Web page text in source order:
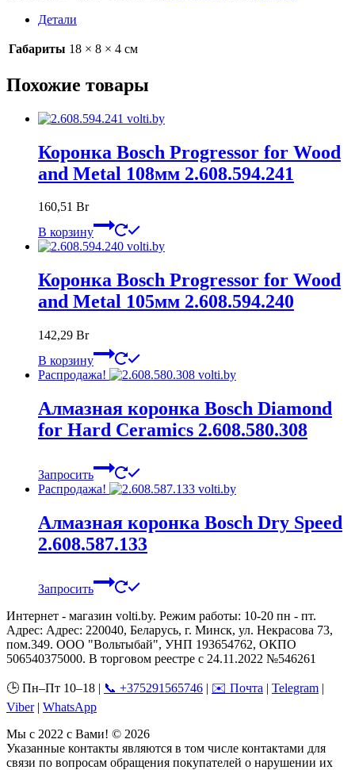
Детали
Габариты 18 × 8 × 4 см
Похожие товары
Коронка Bosch Progressor for Wood
and Metal 108мм 2.608.594.241
160,51 Br
В корзину
Коронка Bosch Progressor for Wood
and Metal 105мм 2.608.594.240
142,29 Br
В корзину
Распродажа!
Алмазная коронка Bosch Diamond
for Hard Ceramics 2.608.580.308
Запросить
Распродажа!
Алмазная коронка Bosch Dry Speed
2.608.587.133
Запросить
Интернет - магазин volti.by. Режим работы: 10-20 пн - пт.
Адрес: Адрес: 220040, Беларусь, г. Минск, ул. Некрасова 73,
пом.349. ООО "Вольтыбай", УНП 193654762, ОКПО
506540375000. В торговом реестре с 24.11.2022 №546261
🕒 Пн–Пт 10–18 | 📞 +375291565746 | ✉️ Почта | Telegram |
Viber| WhatsApp
Мы с 2022 с Вами! © 2026
Указанные контакты являются в том числе контактами для
связи по вопросам обращения покупателей о нарушении их